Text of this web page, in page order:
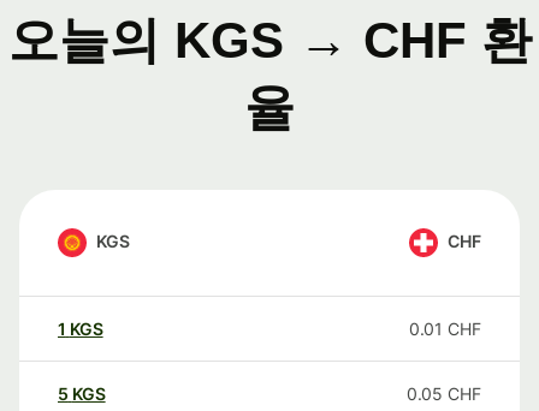
오늘의 KGS → CHF 환
율
KGS CHF
1 KGS 0.01 CHF
5 KGS 0.05 CHF